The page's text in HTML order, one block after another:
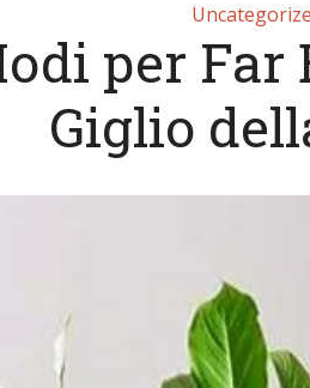
per
Giglio